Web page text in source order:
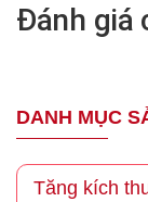
Đánh giá
DANH MỤC
Tăng kích